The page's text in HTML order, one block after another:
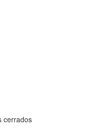
cerrados